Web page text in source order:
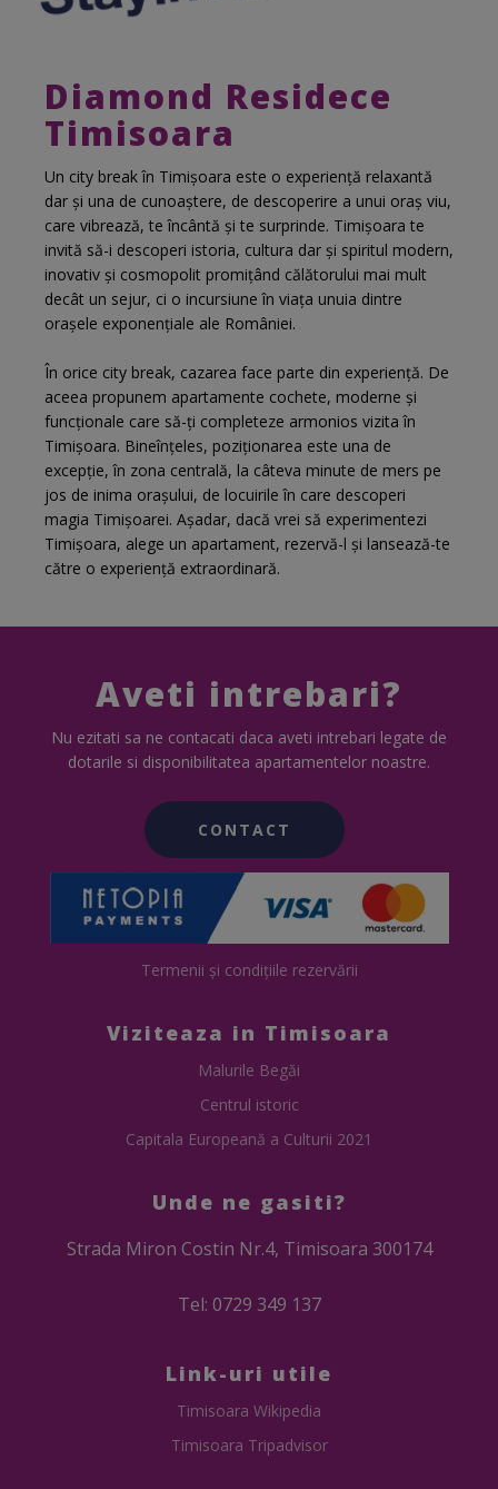
Diamond Residece
Timisoara
Un city break în Timișoara este o experiență relaxantă
dar și una de cunoaștere, de descoperire a unui oraș viu,
care vibrează, te încântă și te surprinde. Timișoara te
invită să-i descoperi istoria, cultura dar și spiritul modern,
inovativ și cosmopolit promițând călătorului mai mult
decât un sejur, ci o incursiune în viața unuia dintre
orașele exponențiale ale României.
În orice city break, cazarea face parte din experiență. De
aceea propunem apartamente cochete, moderne și
funcționale care să-ți completeze armonios vizita în
Timișoara. Bineînțeles, poziționarea este una de
excepție, în zona centrală, la câteva minute de mers pe
jos de inima orașului, de locuirile în care descoperi
magia Timișoarei. Așadar, dacă vrei să experimentezi
Timișoara, alege un apartament, rezervă-l și lansează-te
către o experiență extraordinară.
Aveti intrebari?
Nu ezitati sa ne contacati daca aveti intrebari legate de
dotarile si disponibilitatea apartamentelor noastre.
CONTACT
Termenii și condițiile rezervării
Viziteaza in Timisoara
Malurile Begăi
Centrul istoric
Capitala Europeană a Culturii 2021
Unde ne gasiti?
Strada Miron Costin Nr.4, Timisoara 300174
Tel: 0729 349 137
Link-uri utile
Timisoara Wikipedia
Timisoara Tripadvisor